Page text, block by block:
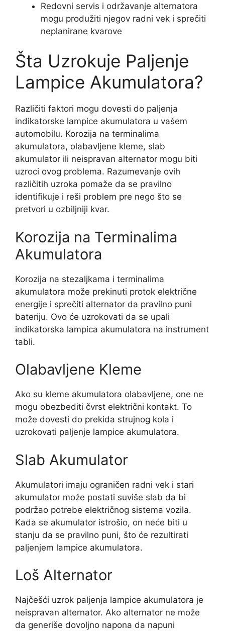
Redovni servis i održavanje alternatora
mogu produžiti njegov radni vek i sprečiti
neplanirane kvarove
Šta Uzrokuje Paljenje
Lampice Akumulatora?
Različiti faktori mogu dovesti do paljenja
indikatorske lampice akumulatora u vašem
automobilu. Korozija na terminalima
akumulatora, olabavljene kleme, slab
akumulator ili neispravan alternator mogu biti
uzroci ovog problema. Razumevanje ovih
različitih uzroka pomaže da se pravilno
identifikuje i reši problem pre nego što se
pretvori u ozbiljniji kvar.
Korozija na Terminalima
Akumulatora
Korozija na stezaljkama i terminalima
akumulatora može prekinuti protok električne
energije i sprečiti alternator da pravilno puni
bateriju. Ovo će uzrokovati da se upali
indikatorska lampica akumulatora na instrument
tabli.
Olabavljene Kleme
Ako su kleme akumulatora olabavljene, one ne
mogu obezbediti čvrst električni kontakt. To
može dovesti do prekida strujnog kola i
uzrokovati paljenje lampice akumulatora.
Slab Akumulator
Akumulatori imaju ograničen radni vek i stari
akumulator može postati suviše slab da bi
podržao potrebe električnog sistema vozila.
Kada se akumulator istrošio, on neće biti u
stanju da se pravilno puni, što će rezultirati
paljenjem lampice akumulatora.
Loš Alternator
Najčešći uzrok paljenja lampice akumulatora je
neispravan alternator. Ako alternator ne može
da generiše dovoljno napona da napuni